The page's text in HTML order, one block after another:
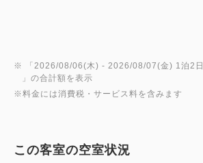
※ 「 2026/08/06(木) - 2026/08/07(金) 1泊2日
」の合計額を表示
※料金には消費税・サービス料を含みます
この客室の空室状況